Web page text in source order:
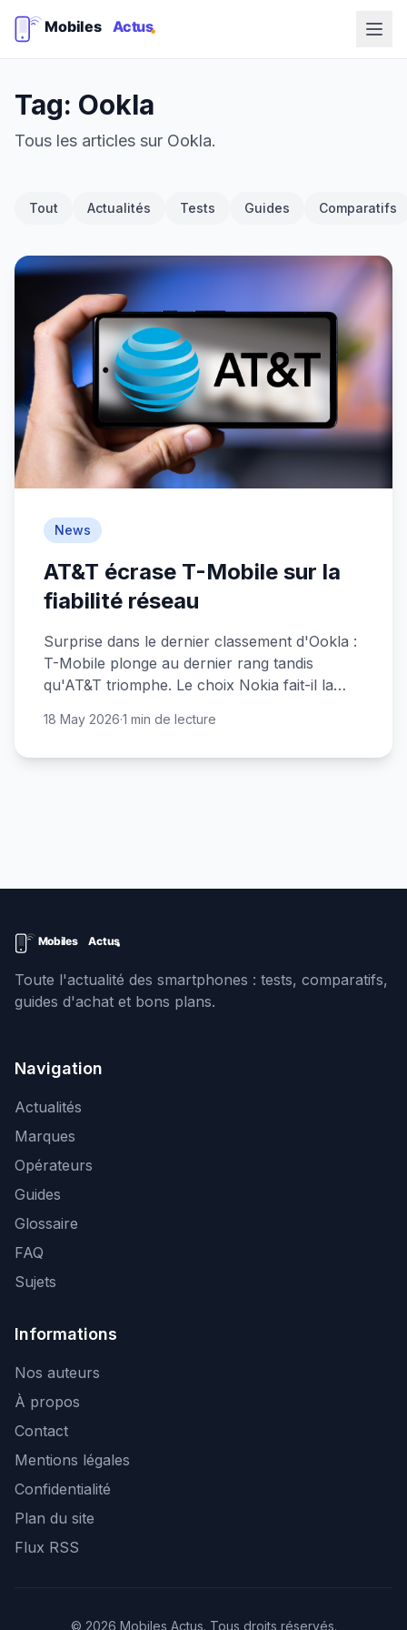
Tag: Ookla
Tous les articles sur Ookla.
Tout Actualités Tests Guides Comparatifs
News
AT&T écrase T-Mobile sur la
fiabilité réseau
Surprise dans le dernier classement d'Ookla :
T-Mobile plonge au dernier rang tandis
qu'AT&T triomphe. Le choix Nokia fait-il la
18 May 2026·1 min de lecture
Toute l'actualité des smartphones : tests, comparatifs,
guides d'achat et bons plans.
Navigation
Actualités
Marques
Opérateurs
Guides
Glossaire
FAQ
Sujets
Informations
Nos auteurs
À propos
Contact
Mentions légales
Confidentialité
Plan du site
Flux RSS
© 2026 Mobiles Actus. Tous droits réservés.